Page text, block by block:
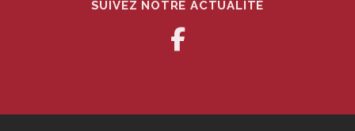
SUIVEZ NOTRE ACTUALITÉ